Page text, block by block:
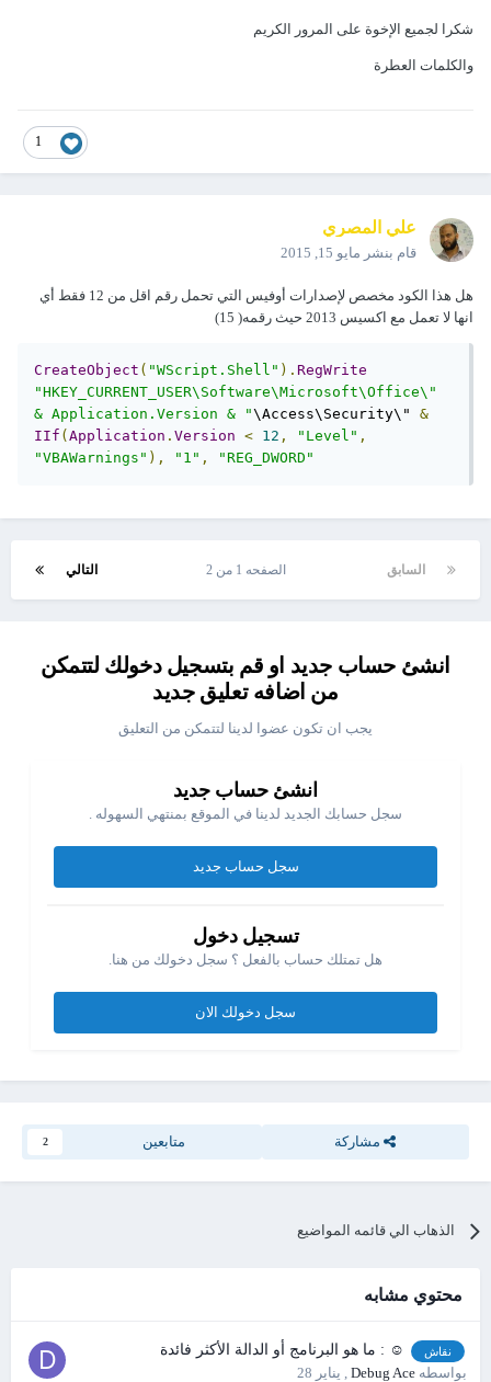
شكرا لجميع الإخوة على المرور الكريم
والكلمات العطرة
1
علي المصري
قام بنشر مايو 15, 2015
هل هذا الكود مخصص لإصدارات أوفيس التي تحمل رقم اقل من 12 فقط أي
انها لا تعمل مع اكسيس 2013 حيث رقمه( 15)
CreateObject("WScript.Shell").RegWrite
"HKEY_CURRENT_USER\Software\Microsoft\Office\"
& Application.Version & "\Access\Security\" &
IIf(Application.Version < 12, "Level",
"VBAWarnings"), "1", "REG_DWORD"
السابق التالي الصفحه 1 من 2
انشئ حساب جديد او قم بتسجيل دخولك لتتمكن
من اضافه تعليق جديد
يجب ان تكون عضوا لدينا لتتمكن من التعليق
انشئ حساب جديد
سجل حسابك الجديد لدينا في الموقع بمنتهي السهوله .
سجل حساب جديد
تسجيل دخول
هل تمتلك حساب بالفعل ؟ سجل دخولك من هنا.
سجل دخولك الان
مشاركة متابعين 2
الذهاب الي قائمه المواضيع
محتوي مشابه
نقاش
☺ : ما هو البرنامج أو الدالة الأكثر فائدة
بواسطه Debug Ace
, يناير 28